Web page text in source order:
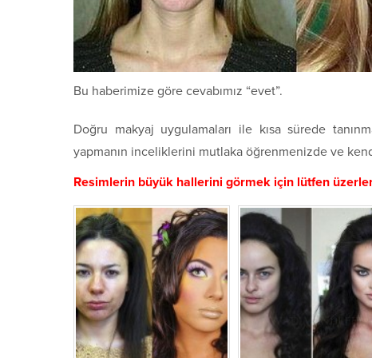
Bu haberimize göre cevabımız “evet”.
Doğru makyaj uygulamaları ile kısa sürede
yapmanın inceliklerini mutlaka öğrenmenizde ve
Resimlerin büyük hallerini görmek için lütfen